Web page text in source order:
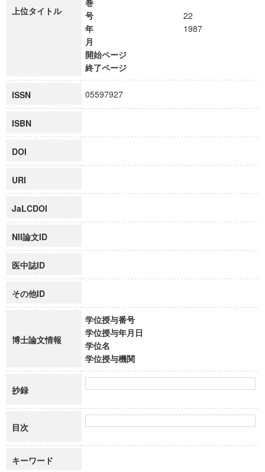
上位タイトル
巻
号
22
年
1987
月
開始ページ
終了ページ
ISSN 05597927
ISBN
DOI
URI
JaLCDOI
NII論文ID
医中誌ID
その他ID
博士論文情報
学位授与番号
学位授与年月日
学位名
学位授与機関
抄録
目次
キーワード